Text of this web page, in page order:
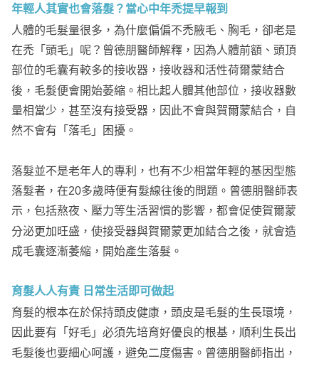
年輕人其實也會落髮？當心中年禿提早報到
人體的毛髮量很多，為什麼偏偏不禿腋毛、胸毛，卻老是
在禿「頭毛」呢？曾德朋醫師解釋，因為人體前額、頭頂
部位的毛囊有較多的接收器，接收器和活性荷爾蒙結合
後，毛髮便會開始萎縮。相比起人體其他部位，接收器數
量相當少，甚至沒有接受器，因此不會與賀爾蒙結合，自
然不會有「落毛」困擾。
落髮並不是老年人的專利，也有不少相當年輕的基因型態
落髮者，在20多歲時便有髮線往後的問題。曾德朋醫師表
示，包括熬夜、壓力等生活習慣的影響，都會促使賀爾蒙
分泌更加旺盛，使接受器與賀爾蒙更加結合之後，就會造
成毛囊逐漸萎縮，開始產生落髮。
育髮人人有責 日常生活即可做起
育髮的根本在於保持頭皮健康，頭皮是毛髮的生長環境，
因此要有「好毛」必須先培育好優良的根基，順利生長出
毛髮後也要細心呵護，避免二度傷害。曾德朋醫師指出，